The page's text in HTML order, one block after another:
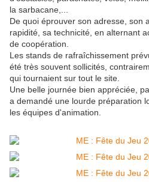
la sarbacane,...
De quoi éprouver son adresse, son
rapidité, sa technicité, en alternant
de coopération.
Les stands de rafraîchissement
été très souvent sollicités,
qui tournaient sur tout le site.
Une belle journée bien appréciée,
a demandé une lourde préparation
les équipes d'animation.